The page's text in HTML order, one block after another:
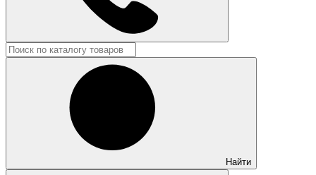
Найти